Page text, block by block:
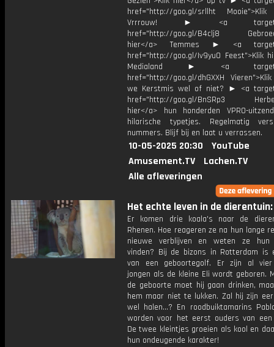
href="http://goo.gl/srllht
Vrrrouw! ► <a
href="http://goo.gl/B4clj8
hier</a> Temmes ► <a
href="http://goo.gl/Iv9yu0 Feest">Klik
Medialand ► <a
href="http://goo.gl/dhGXXH
we Kerstmis wel of niet? ► <a
href="http://goo.gl/BnSRp3
hier</a> hun honderden VPRO-
hilarische typetjes. Regelmatig
nummers. Blijf bij en laat u verrassen.
10-05-2025 20:30
YouTube
Amusement.TV
Lachen.TV
Alle afleveringen
Het echte leven in de
Er komen drie koala's naar de
Rhenen. Hoe reageren ze na hun lange
nieuwe verblijven en weten ze
vinden? Bij de bizons in Rotterdam is
van een geboortegolf. Er zijn al vier
jongen als de kleine Eli wordt geboren.
de geboorte moet hij gaan drinken,
hem maar niet te lukken. Zal hij zijn
wel halen...? En roodbuiktamarins
worden voor het eerst ouders van een
De twee kleintjes groeien als kool en
hun ondeugende karakter!